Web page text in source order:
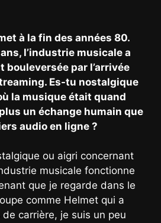
à la fin des années 80.
l’industrie musicale a
bouleversée par l’arrivée
Es-tu nostalgique
la musique était quand
un échange humain que
audio en ligne ?
ou aigri concernant
musicale fonctionne
que je regarde dans le
comme Helmet qui a
carrière, je suis un peu